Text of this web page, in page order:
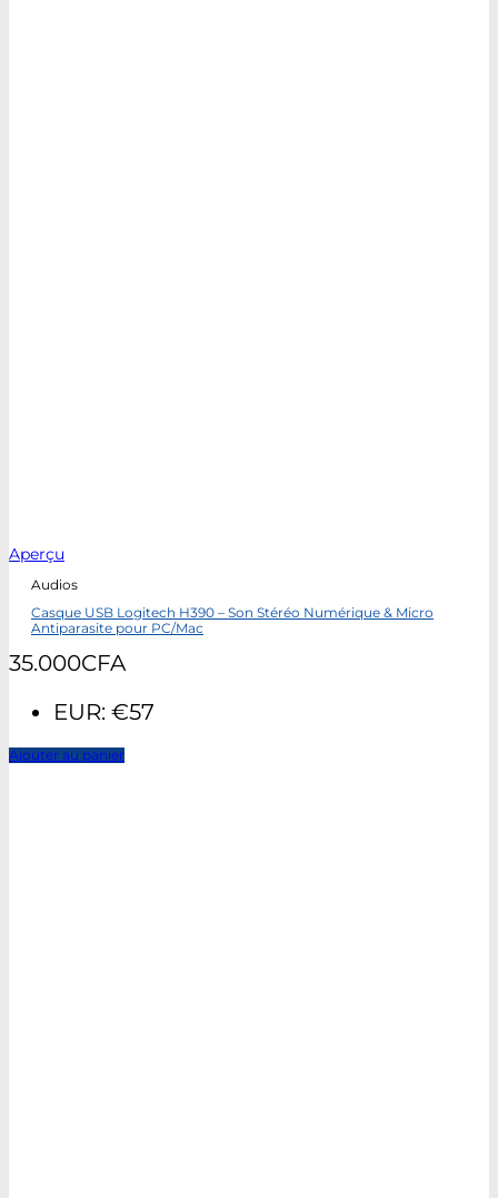
Aperçu
Audios
Casque USB Logitech H390 – Son Stéréo Numérique & Micro
Antiparasite pour PC/Mac
35.000CFA
EUR: €57
Ajouter au panier